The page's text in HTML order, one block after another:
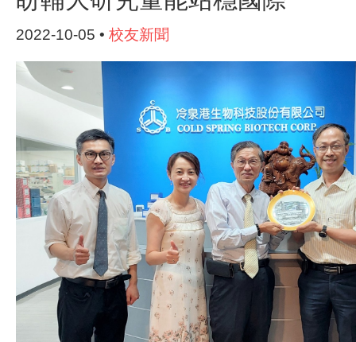
2022-10-05 • 校友新聞